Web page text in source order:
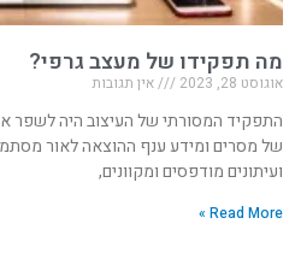
מה תפקידו של מעצב גרפי?
אוגוסט 28, 2023 אין תגובות
התפקיד המסורתי של העיצוב היה לשפר
של מסרים ומידע ענף ההוצאה לאור
ועיתונים מודפסים ומקוונים,
Read More »